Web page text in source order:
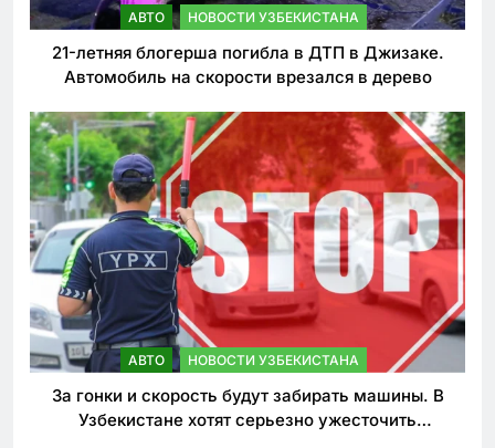
АВТО НОВОСТИ УЗБЕКИСТАНА
21-летняя блогерша погибла в ДТП в Джизаке.
Автомобиль на скорости врезался в дерево
АВТО НОВОСТИ УЗБЕКИСТАНА
За гонки и скорость будут забирать машины. В
Узбекистане хотят серьезно ужесточить